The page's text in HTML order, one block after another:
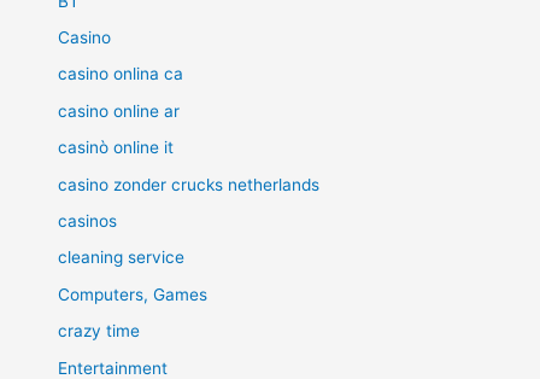
Casino
casino onlina ca
casino online ar
casinò online it
casino zonder crucks netherlands
casinos
cleaning service
Computers, Games
crazy time
Entertainment